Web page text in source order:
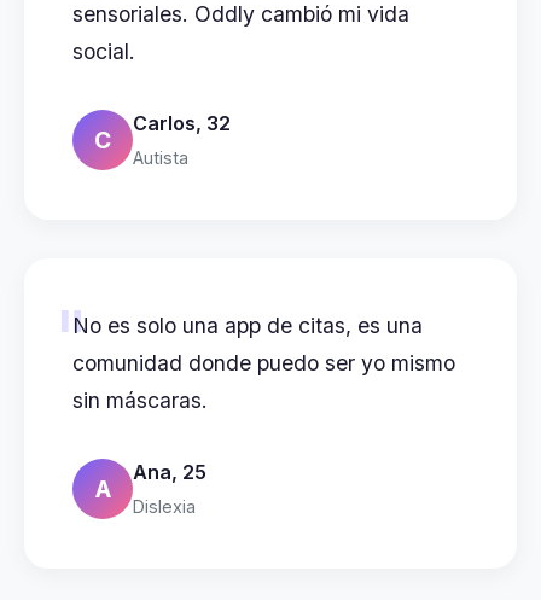
sensoriales. Oddly cambió mi vida
social.
C
Carlos, 32
Autista
"No es solo una app de citas, es una
comunidad donde puedo ser yo mismo
sin máscaras.
A
Ana, 25
Dislexia